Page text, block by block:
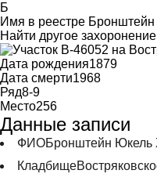
Б
Имя в реестре
Найти другое захоронение
Дата рождения1879
Дата смерти1968
Ряд8-9
Место256
Данные записи
ФИОБронштейн Юкель
Кладбище